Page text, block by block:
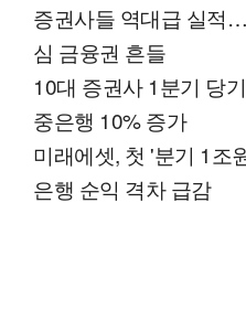
증권사들 역대급 실적
심 금융권 흔들
10대 증권사 1분기 당
중은행 10% 증가
미래에셋, 첫 '분기 1
은행 순익 격차 급감